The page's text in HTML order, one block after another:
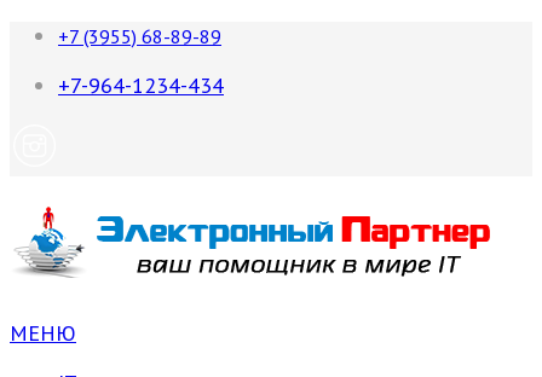
+7 (3955) 68-89-89
+7-964-1234-434
МЕНЮ